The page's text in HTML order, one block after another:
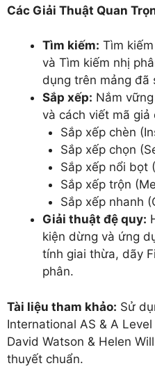
Các Giải Thuật Quan
Tìm kiếm: Tìm
và Tìm kiếm nhị
dụng trên mảng đã
Sắp xếp: Nắm
và cách viết mã giả
Sắp xếp chèn
Sắp xếp chọn
Sắp xếp nổi bọt
Sắp xếp trộn
Sắp xếp nhanh
Giải thuật đệ quy:
kiện dừng và ứng
tính giai thừa, dãy
phân.
Tài liệu tham khảo: Sử
International AS & A
David Watson & Helen
thuyết chuẩn.